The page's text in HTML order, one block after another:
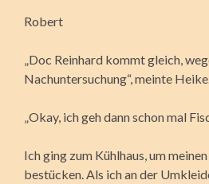
Robert
„Doc Reinhard kommt gleich,
Nachuntersuchung“, meinte Heike.
„Okay, ich geh dann schon mal
Ich ging zum Kühlhaus, um
bestücken. Als ich an der